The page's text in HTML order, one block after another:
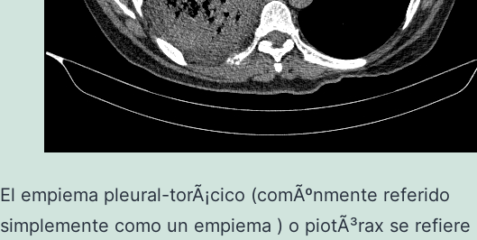
El empiema pleural-torÃ¡cico (comÃºnmente referido
simplemente como un empiema ) o piotÃ³rax se refiere